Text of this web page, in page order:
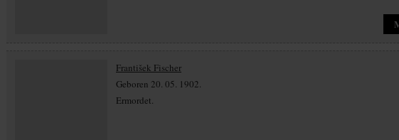
František Fischer
Geboren 20. 05. 1902.
Ermordet.